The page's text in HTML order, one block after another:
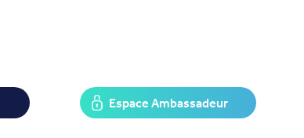
Espace Ambassadeur